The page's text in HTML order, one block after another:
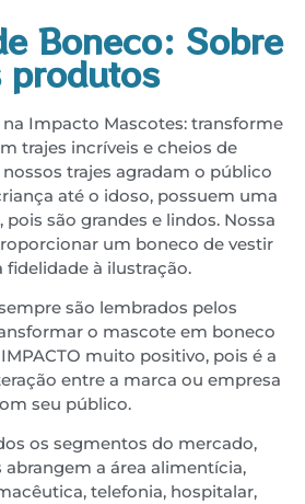
Boneco: Sobre
produtos
na Impacto Mascotes: transforme
trajes incríveis e cheios de
trajes agradam o público
até o idoso, possuem uma
são grandes e lindos. Nossa
um boneco de vestir
fidelidade à ilustração.
são lembrados pelos
o mascote em boneco
muito positivo, pois é a
entre a marca ou empresa
seu público.
os segmentos do mercado,
abrangem a área alimentícia,
telefonia, hospitalar,